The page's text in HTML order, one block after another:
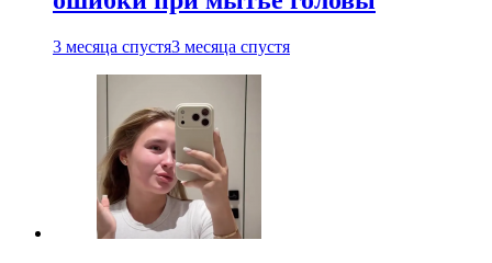
3 месяца спустя3 месяца спустя